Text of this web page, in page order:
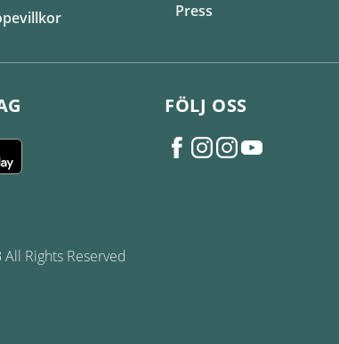
Press
FÖLJ OSS
Rights Reserved